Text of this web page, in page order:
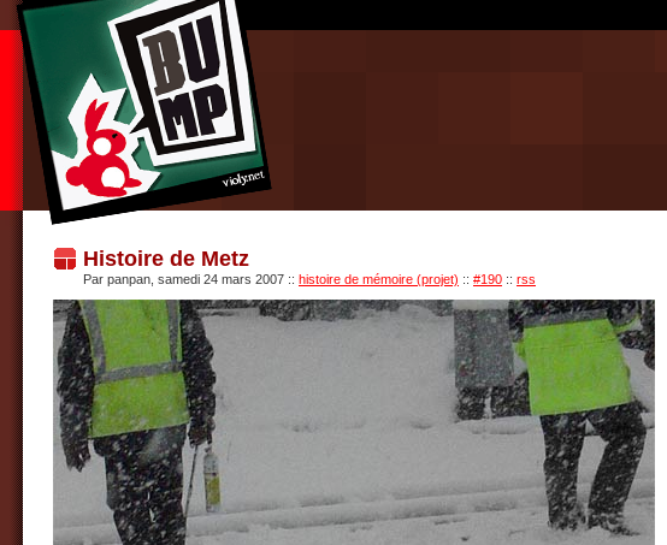
Histoire de Metz
Par panpan, samedi 24 mars 2007 :: histoire de mémoire (projet) :: #190 :: rss